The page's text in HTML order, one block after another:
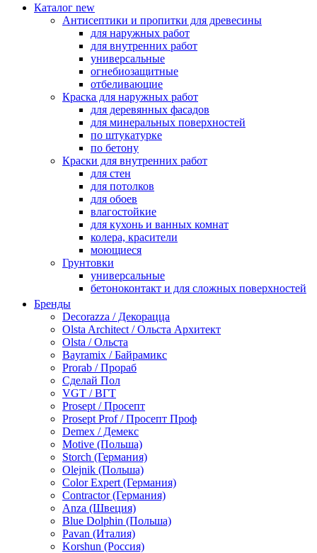
Каталог new
Антисептики и пропитки для древесины
для наружных работ
для внутренних работ
универсальные
огнебиозащитные
отбеливающие
Краска для наружных работ
для деревянных фасадов
для минеральных поверхностей
по штукатурке
по бетону
Краски для внутренних работ
для стен
для потолков
для обоев
влагостойкие
для кухонь и ванных комнат
колера, красители
моющиеся
Грунтовки
универсальные
бетоноконтакт и для сложных поверхностей
по металлу
антикорозийные
под декоративные штукатурки
для гипсокартона
под штукатурку
Герметик
акриловые
силиконовые универсальные, нейтральные
силиконовые санитарные (антигрибковые)
шовные для срубов
для кровли
для каминов
полиуретановые
Декоративные штукатурки и краски
краски для декора, патина
мокрый шелк
венецианские (эффект мрамора)
песок (эффект песчаных вихрей)
декоративная шпаклевка
Бренды
Decorazza / Декорацца
Olsta Architect / Ольста Архитект
Olsta / Ольста
Bayramix / Байрамикс
Prorab / Прораб
Сделай Пол
VGT / ВГТ
Prosept / Просепт
Prosept Prof / Просепт Проф
Demex / Демекс
Motive (Польша)
Storch (Германия)
Olejnik (Польша)
Color Expert (Германия)
Contractor (Германия)
Anza (Швеция)
Blue Dolphin (Польша)
Pavan (Италия)
Korshun (Россия)